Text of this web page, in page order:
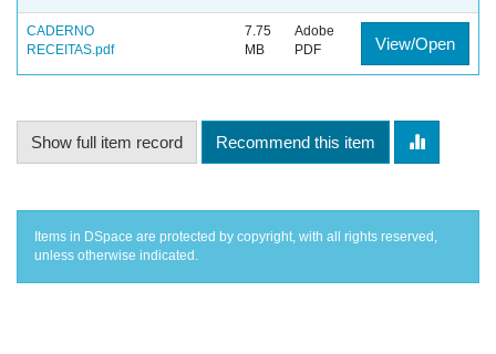
CADERNO
RECEITAS.pdf
7.75
MB
Adobe
PDF
View/Open
Show full item record Recommend this item
Items in DSpace are protected by copyright, with all rights reserved,
unless otherwise indicated.